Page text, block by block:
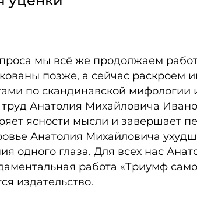
мы всё же продолжаем
позже, а сейчас
по скандинавской мифологии
Анатолия Михайловича
ясности мысли и завершает
Анатолия Михайловича
одного глаза. Для всех нас
работа «Триумф
издательство.